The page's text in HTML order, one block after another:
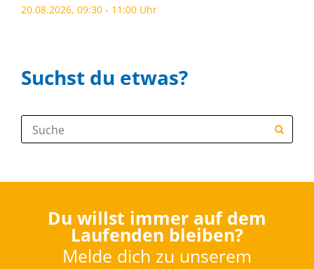
20.08.2026, 09:30 - 11:00 Uhr
Suchst du etwas?
Suche:
Du willst immer auf dem
Laufenden bleiben?
Melde dich zu unserem